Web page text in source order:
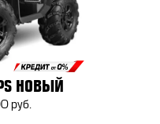
НОВЫЙ
руб.